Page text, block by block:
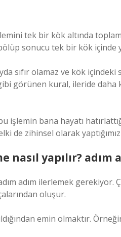
tek bir kök altında
sonucu tek bir kök içinde
sıfır olamaz ve kök içindeki
görünen kural, ileride daha
bana hayatı
de zihinsel olarak
yapılır? adım
adım ilerlemek
oluşur.
emin olmaktır.